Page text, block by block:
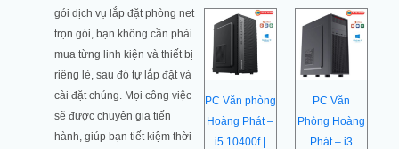
gói dịch vụ lắp đặt phòng net
trọn gói, bạn không cần phải
mua từng linh kiện và thiết bị
riêng lẻ, sau đó tự lắp đặt và
cài đặt chúng. Mọi công việc
sẽ được chuyên gia tiến
hành, giúp bạn tiết kiệm thời
PC Văn phòng
Hoàng Phát –
i5 10400f |
PC Văn
Phòng Hoàng
Phát – i3